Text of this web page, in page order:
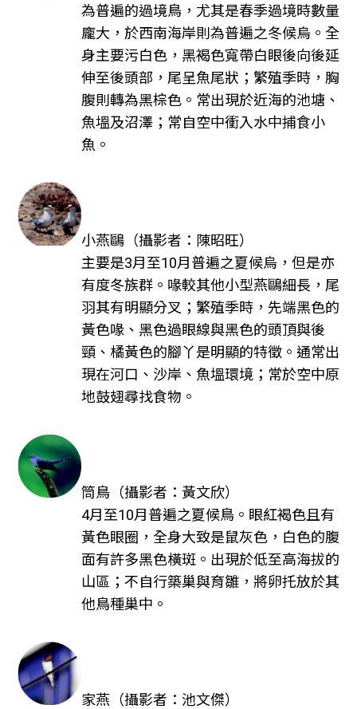
為普遍的過境鳥，尤其是春季過境時數量
龐大，於西南海岸則為普遍之冬候烏。全
身主要污白色，黑褐色寬帶白眼後向後延
伸至後頭部，尾呈魚尾狀；繁殖季時，胸
腹則轉為黑棕色。常出現於近海的池塘、
魚塭及沼澤；常自空中衝入水中捕食小
魚。
小燕鷗（攝影者：陳昭旺）
主要是3月至10月普遍之夏候烏，但是亦
有度冬族群。喙較其他小型燕鷗細長，尾
羽其有明顯分叉；繁殖季時，先端黑色的
黃色喙、黑色過眼線與黑色的頭頂與後
頸、橘黃色的腳丫是明顯的特徵。通常出
現在河口、沙岸、魚塭環境；常於空中原
地鼓翅尋找食物。
筒鳥（攝影者：黃文欣）
4月至10月普遍之夏候鳥。眼紅褐色且有
黃色眼圈，全身大致是鼠灰色，白色的腹
面有許多黑色橫斑。出現於低至高海拔的
山區；不自行築巢與育雛，將卵托放於其
他鳥種巢中。
家燕（攝影者：池文傑）